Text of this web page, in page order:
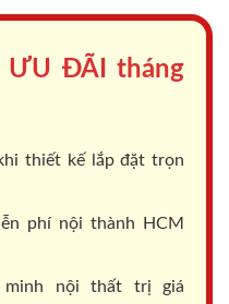
ƯU ĐÃI tháng
thiết kế lắp đặt trọn
phí nội thành HCM
minh nội thất trị giá